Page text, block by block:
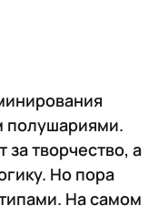
полушариями.
за творчество, а
Но пора
На самом